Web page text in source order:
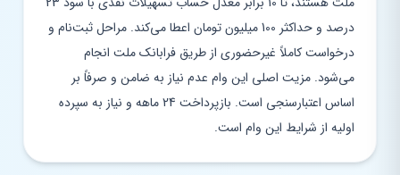
درصد و حداکثر 100 میلیون تومان اعطا می‌کند. مراحل ثبت‌نام و
درخواست کاملاً غیرحضوری از طریق فرابانک ملت انجام
می‌شود. مزیت اصلی این وام عدم نیاز به ضامن و صرفاً بر
اساس اعتبارسنجی است. بازپرداخت 24 ماهه و نیاز به سپرده
اولیه از شرایط این وام است.